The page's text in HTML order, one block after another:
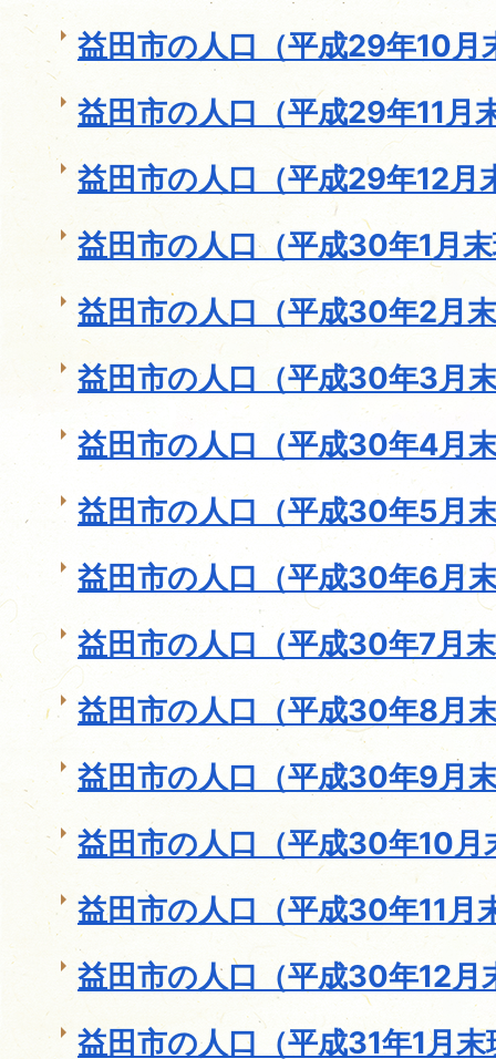
益田市の人口（平成29年10月
益田市の人口（平成29年11月
益田市の人口（平成29年12月
益田市の人口（平成30年1月
益田市の人口（平成30年2月
益田市の人口（平成30年3月
益田市の人口（平成30年4月
益田市の人口（平成30年5月
益田市の人口（平成30年6月
益田市の人口（平成30年7月
益田市の人口（平成30年8月
益田市の人口（平成30年9月
益田市の人口（平成30年10月
益田市の人口（平成30年11月
益田市の人口（平成30年12月
益田市の人口（平成31年1月末